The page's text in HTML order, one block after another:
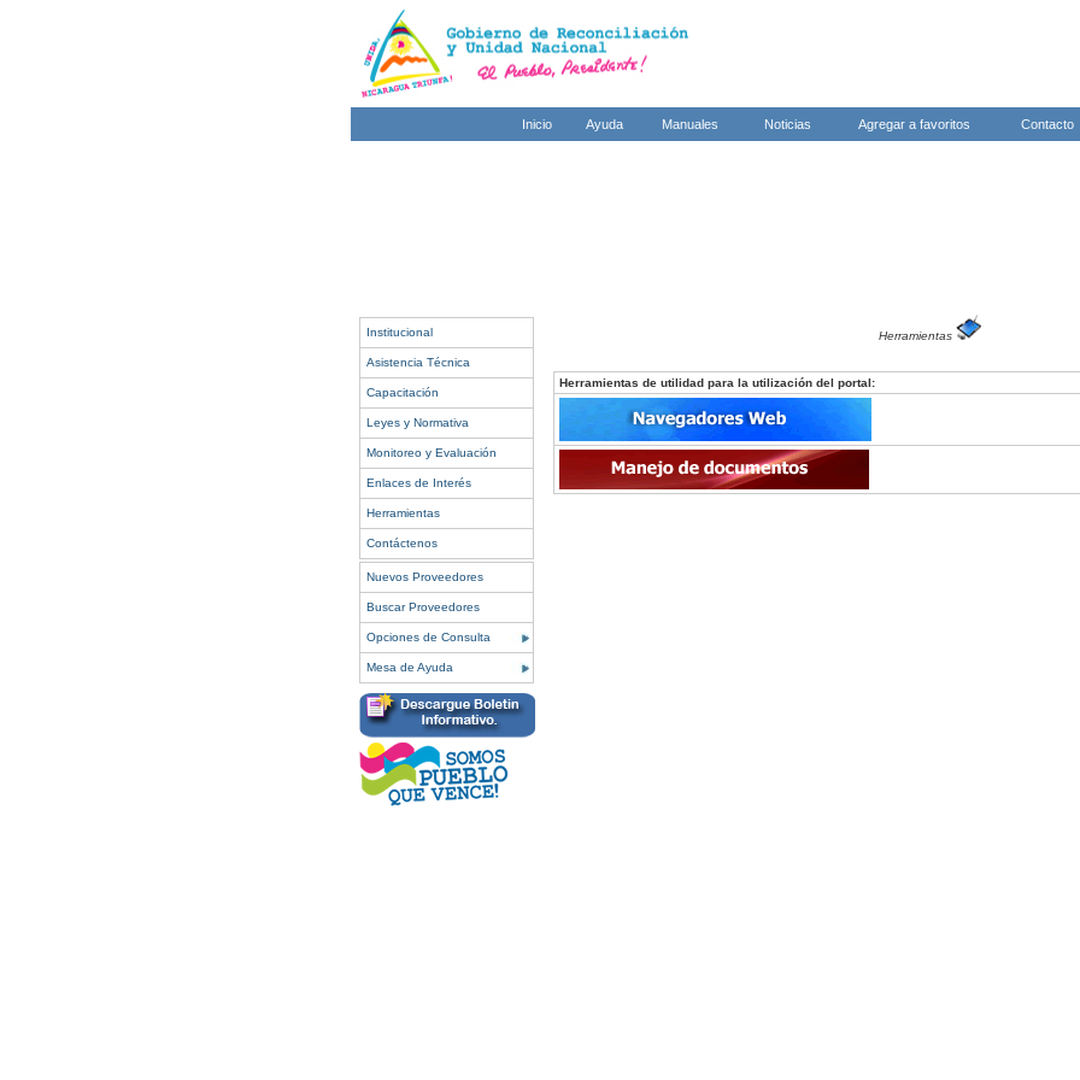
Inicio Ayuda Manuales Noticias Agregar a favoritos Contacto
Institucional
Asistencia Técnica
Capacitación
Leyes y Normativa
Monitoreo y Evaluación
Enlaces de Interés
Herramientas
Contáctenos
Nuevos Proveedores
Buscar Proveedores
Opciones de Consulta
Mesa de Ayuda
Herramientas
Herramientas de utilidad para la utilización del portal: